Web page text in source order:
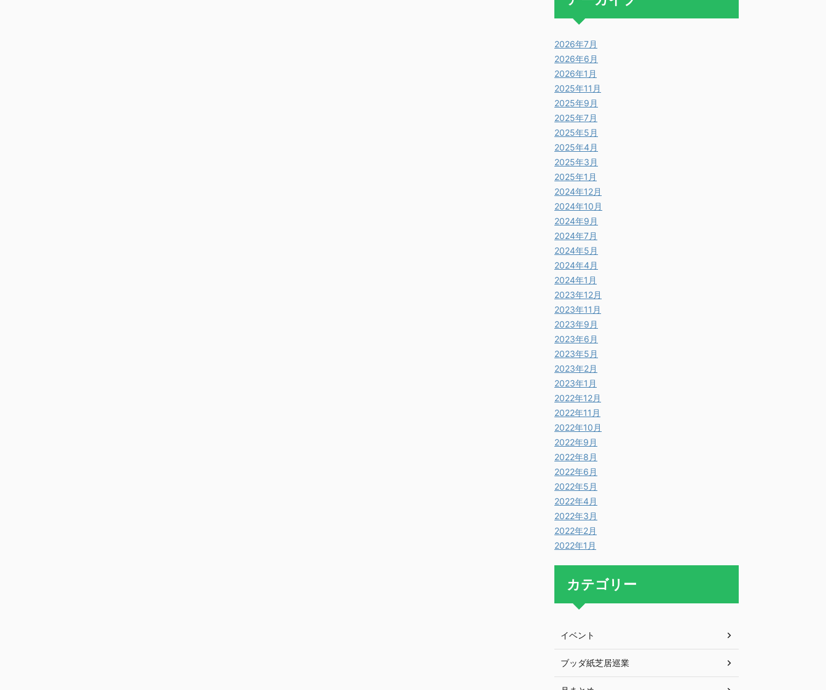
2026年7月
2026年6月
2026年1月
2025年11月
2025年9月
2025年7月
2025年5月
2025年4月
2025年3月
2025年1月
2024年12月
2024年10月
2024年9月
2024年7月
2024年5月
2024年4月
2024年1月
2023年12月
2023年11月
2023年9月
2023年6月
2023年5月
2023年2月
2023年1月
2022年12月
2022年11月
2022年10月
2022年9月
2022年8月
2022年6月
2022年5月
2022年4月
2022年3月
2022年2月
2022年1月
カテゴリー
イベント
ブッダ紙芝居巡業